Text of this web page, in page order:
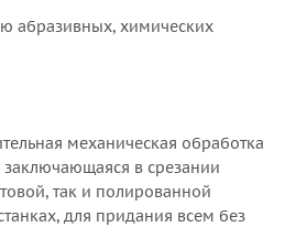
абразивных, химических
механическая обработка
заключающаяся в срезании
так и полированной
для придания всем без